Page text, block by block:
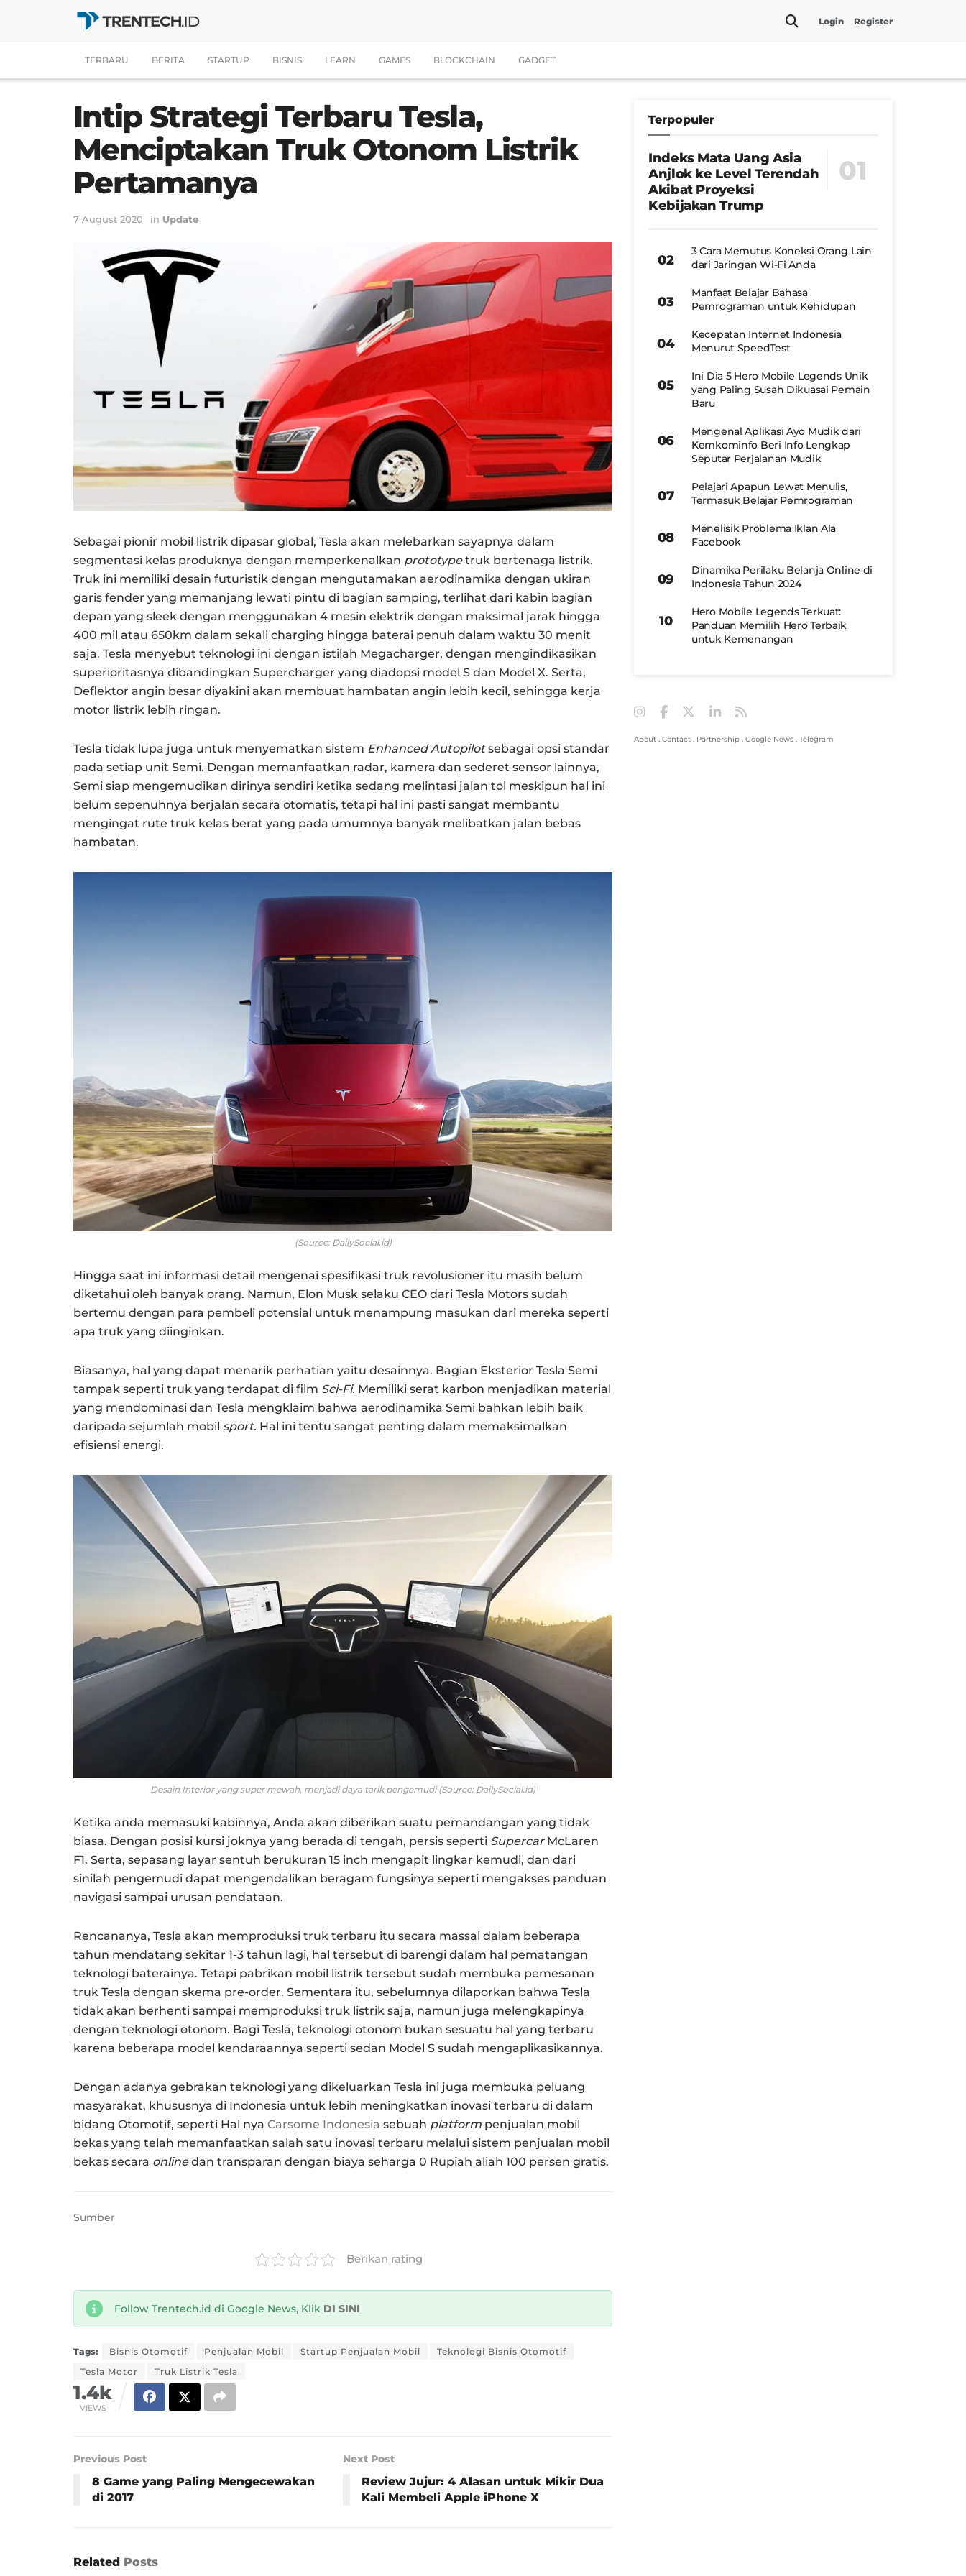
Login Register
TERBARU BERITA STARTUP BISNIS LEARN GAMES BLOCKCHAIN GADGET
Intip Strategi Terbaru Tesla,
Menciptakan Truk Otonom Listrik
Pertamanya
7 August 2020 in Update
Sebagai pionir mobil listrik dipasar global, Tesla akan melebarkan sayapnya dalam
segmentasi kelas produknya dengan memperkenalkan prototypetruk bertenaga listrik.
Truk ini memiliki desain futuristik dengan mengutamakan aerodinamika dengan ukiran
garis fender yang memanjang lewati pintu di bagian samping, terlihat dari kabin bagian
depan yang sleek dengan menggunakan 4 mesin elektrik dengan maksimal jarak hingga
400 mil atau 650km dalam sekali charging hingga baterai penuh dalam waktu 30 menit
saja. Tesla menyebut teknologi ini dengan istilah Megacharger, dengan mengindikasikan
superioritasnya dibandingkan Supercharger yang diadopsi model S dan Model X. Serta,
Deflektor angin besar diyakini akan membuat hambatan angin lebih kecil, sehingga kerja
motor listrik lebih ringan.
Tesla tidak lupa juga untuk menyematkan sistem Enhanced Autopilotsebagai opsi standar
pada setiap unit Semi. Dengan memanfaatkan radar, kamera dan sederet sensor lainnya,
Semi siap mengemudikan dirinya sendiri ketika sedang melintasi jalan tol meskipun hal ini
belum sepenuhnya berjalan secara otomatis, tetapi hal ini pasti sangat membantu
mengingat rute truk kelas berat yang pada umumnya banyak melibatkan jalan bebas
hambatan.
(Source: DailySocial.id)
Hingga saat ini informasi detail mengenai spesifikasi truk revolusioner itu masih belum
diketahui oleh banyak orang. Namun, Elon Musk selaku CEO dari Tesla Motors sudah
bertemu dengan para pembeli potensial untuk menampung masukan dari mereka seperti
apa truk yang diinginkan.
Biasanya, hal yang dapat menarik perhatian yaitu desainnya. Bagian Eksterior Tesla Semi
tampak seperti truk yang terdapat di film Sci-Fi. Memiliki serat karbon menjadikan material
yang mendominasi dan Tesla mengklaim bahwa aerodinamika Semi bahkan lebih baik
daripada sejumlah mobil sport. Hal ini tentu sangat penting dalam memaksimalkan
efisiensi energi.
Desain Interior yang super mewah, menjadi daya tarik pengemudi (Source: DailySocial.id)
Ketika anda memasuki kabinnya, Anda akan diberikan suatu pemandangan yang tidak
biasa. Dengan posisi kursi joknya yang berada di tengah, persis seperti Supercar McLaren
F1. Serta, sepasang layar sentuh berukuran 15 inch mengapit lingkar kemudi, dan dari
sinilah pengemudi dapat mengendalikan beragam fungsinya seperti mengakses panduan
navigasi sampai urusan pendataan.
Rencananya, Tesla akan memproduksi truk terbaru itu secara massal dalam beberapa
tahun mendatang sekitar 1-3 tahun lagi, hal tersebut di barengi dalam hal pematangan
teknologi baterainya. Tetapi pabrikan mobil listrik tersebut sudah membuka pemesanan
truk Tesla dengan skema pre-order. Sementara itu, sebelumnya dilaporkan bahwa Tesla
tidak akan berhenti sampai memproduksi truk listrik saja, namun juga melengkapinya
dengan teknologi otonom. Bagi Tesla, teknologi otonom bukan sesuatu hal yang terbaru
karena beberapa model kendaraannya seperti sedan Model S sudah mengaplikasikannya.
Dengan adanya gebrakan teknologi yang dikeluarkan Tesla ini juga membuka peluang
masyarakat, khususnya di Indonesia untuk lebih meningkatkan inovasi terbaru di dalam
bidang Otomotif, seperti Hal nya Carsome Indonesia sebuah platform penjualan mobil
bekas yang telah memanfaatkan salah satu inovasi terbaru melalui sistem penjualan mobil
bekas secara onlinedan transparan dengan biaya seharga 0 Rupiah aliah 100 persen gratis.
Sumber
Berikan rating
Follow Trentech.id di Google News, Klik DI SINI
Tags: Bisnis Otomotif Penjualan Mobil Startup Penjualan Mobil
Teknologi Bisnis Otomotif
Tesla Motor
Truk Listrik Tesla
1.4k
VIEWS
Previous Post
8 Game yang Paling Mengecewakan
di 2017
Next Post
Review Jujur: 4 Alasan untuk Mikir Dua
Kali Membeli Apple iPhone X
Related Posts
Terpopuler
Indeks Mata Uang Asia
Anjlok ke Level Terendah
Akibat Proyeksi
Kebijakan Trump
3 Cara Memutus Koneksi Orang Lain
dari Jaringan Wi-Fi Anda
Manfaat Belajar Bahasa
Pemrograman untuk Kehidupan
Kecepatan Internet Indonesia
Menurut SpeedTest
Ini Dia 5 Hero Mobile Legends Unik
yang Paling Susah Dikuasai Pemain
Baru
Mengenal Aplikasi Ayo Mudik dari
Kemkominfo Beri Info Lengkap
Seputar Perjalanan Mudik
Pelajari Apapun Lewat Menulis,
Termasuk Belajar Pemrograman
Menelisik Problema Iklan Ala
Facebook
Dinamika Perilaku Belanja Online di
Indonesia Tahun 2024
Hero Mobile Legends Terkuat:
Panduan Memilih Hero Terbaik
untuk Kemenangan
About . Contact . Partnership . Google News . Telegram